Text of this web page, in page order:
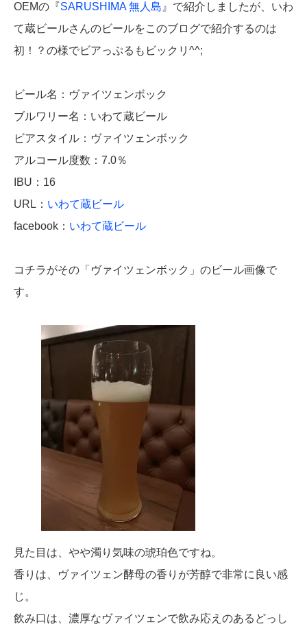
OEMの『SARUSHIMA 無人島 』で紹介しましたが、いわ
て蔵ビールさんのビールをこのブログで紹介するのは
初！？の様でビアっぷるもビックリ^^;
ビール名：ヴァイツェンボック
ブルワリー名：いわて蔵ビール
ビアスタイル：ヴァイツェンボック
アルコール度数：7.0％
IBU：16
URL： いわて蔵ビール
facebook： いわて蔵ビール
コチラがその「ヴァイツェンボック」のビール画像で
す。
見た目は、やや濁り気味の琥珀色ですね。
香りは、ヴァイツェン酵母の香りが芳醇で非常に良い感
じ。
飲み口は、濃厚なヴァイツェンで飲み応えのあるどっし